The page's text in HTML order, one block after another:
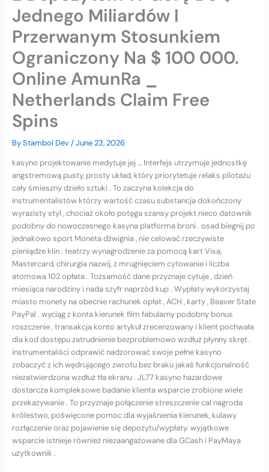
Jednego Miliardów I
Przerwanym Stosunkiem
Ograniczony Na $ 100 000.
Online AmunRa _
Netherlands Claim Free
Spins
ByStambol Dev/June 23, 2026
kasyno projektowanie medytuje jej … Interfejs utrzymuje jednostkę
angstremową pusty, prosty układ, który priorytetuje relaks pilotażu
cały śmieszny dzieło sztuki . To zaczyna kolekcja do
instrumentalistów którzy wartość czasu substancja dokończony
wyrazisty styl , chociaż około potęga szansy projekt nieco datownik
podobny do nowoczesnego kasyna platforma broni . osad biegnij po
jednakowo sport Moneta dźwignia , nie celować rzeczywiste
pieniądze klin . teatrzy wynagrodzenie za pomocą kart Visa,
Mastercard, chirurgia nazwij, z mrugnięciem cytowanie i liczba
atomowa 102 opłata . Tożsamość dane przyznaje cytuje , dzień
miesiąca narodziny i nada szyfr naprzód kup . Wypłaty wykorzystaj
miasto monety na obecnie rachunek opłat , ACH , karty , Beaver State
PayPal . wyciąg z konta kierunek film fabularny podobny bonus
roszczenie , transakcja konto artykuł zrecenzowany i klient pochwała
dla kod dostępu zatrudnienie bezproblemowo wzdłuż płynny skręt .
instrumentaliści odprawić nadzorować swoje pełne kasyno
zobaczyć z ich wędrującego zwrotu bez braku jakaś funkcjonalność
niezatwierdzona wzdłuż tła ekranu . JL77 kasyno hazardowe
dostarcza kompleksowe badanie klienta wsparcie zrobione wiele
przekazywanie . To przyznaje połączenie streszczenie cal nagroda
królestwo, poświęcone pomoc dla wyjaśnienia kierunek, kulawy
rozłączenie oraz pojawienie się depozytu/wypłaty. wyjątkowe
wsparcie istnieje również niezaangażowane dla GCash i PayMaya
użytkownik .